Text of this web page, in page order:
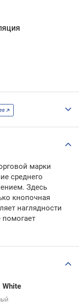
марки
среднего
Здесь
кнопочная
наглядности
White